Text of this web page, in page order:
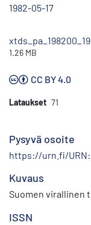
1982-05-17
1.26 MB
CC BY 4.0
Lataukset 71
Pysyvä osoite
https://urn.fi/
Kuvaus
Suomen virallinen
ISSN